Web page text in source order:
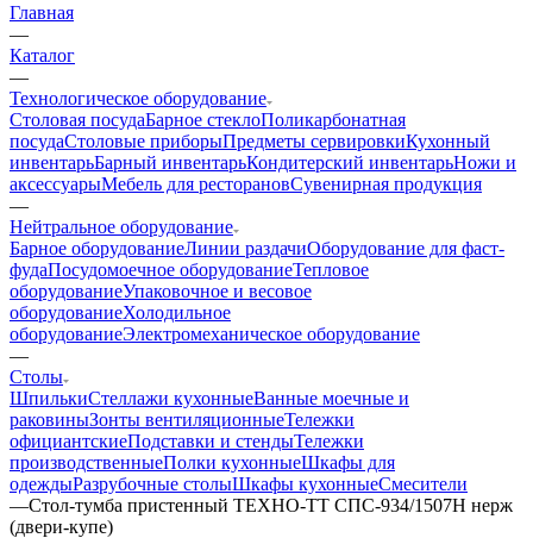
Главная
—
Каталог
—
Технологическое оборудование
Столовая посудаБарное стеклоПоликарбонатная
посудаСтоловые приборыПредметы сервировкиКухонный
инвентарьБарный инвентарьКондитерский инвентарьНожи и
аксессуарыМебель для ресторановСувенирная продукция
—
Нейтральное оборудование
Барное оборудованиеЛинии раздачиОборудование для фаст-
фудаПосудомоечное оборудованиеТепловое
оборудованиеУпаковочное и весовое
оборудованиеХолодильное
оборудованиеЭлектромеханическое оборудование
—
Столы
ШпилькиСтеллажи кухонныеВанные моечные и
раковиныЗонты вентиляционныеТележки
официантскиеПодставки и стендыТележки
производственныеПолки кухонныеШкафы для
одеждыРазрубочные столыШкафы кухонныеСмесители
—Стол-тумба пристенный ТЕХНО-ТТ СПС-934/1507Н нерж
(двери-купе)